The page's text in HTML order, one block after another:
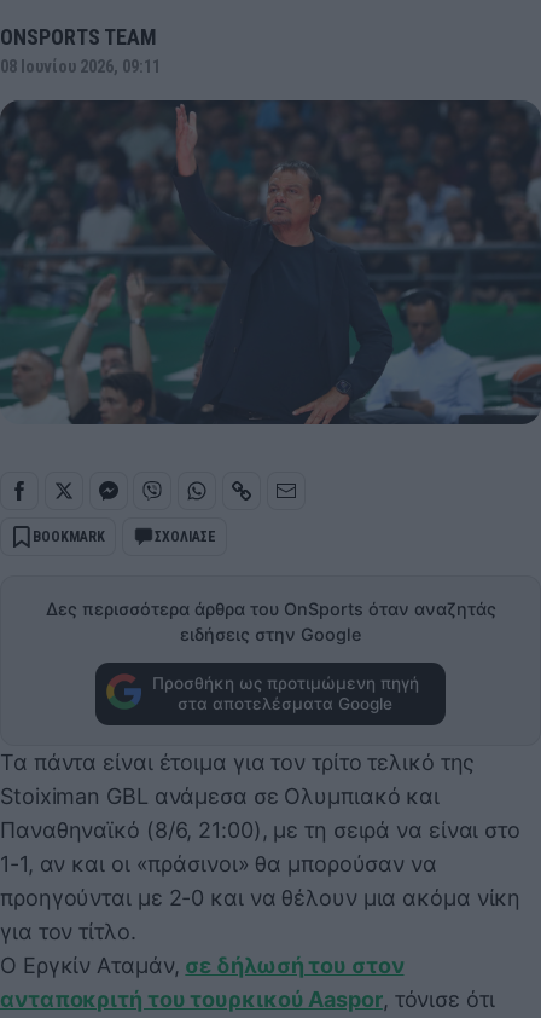
ONSPORTS TEAM
08 Ιουνίου 2026, 09:11
BOOKMARK ΣΧΟΛΙΑΣΕ
Δες περισσότερα άρθρα του OnSports όταν αναζητάς
ειδήσεις στην Google
Προσθήκη ως προτιμώμενη πηγή
στα αποτελέσματα Google
Τα πάντα είναι έτοιμα για τον τρίτο τελικό της
Stoiximan GBL ανάμεσα σε Ολυμπιακό και
Παναθηναϊκό (8/6, 21:00), με τη σειρά να είναι στο
1-1, αν και οι «πράσινοι» θα μπορούσαν να
προηγούνται με 2-0 και να θέλουν μια ακόμα νίκη
για τον τίτλο.
Ο Εργκίν Αταμάν, σε δήλωσή του στον
ανταποκριτή του τουρκικού Aaspor, τόνισε ότι